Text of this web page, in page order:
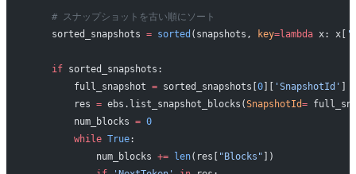
    # スナップショットを古い順にソート
    sorted_snapshots
= sorted (snapshots, key=lambda x: x[
    if
sorted_snapshots:
        full_snapshot
= sorted_snapshots[0][ 'SnapshotId' ]
        res
= ebs.list_snapshot_blocks(SnapshotId=
        num_blocks
= 0
        while
True:
            num_blocks
+= len(res[ "Blocks" ])